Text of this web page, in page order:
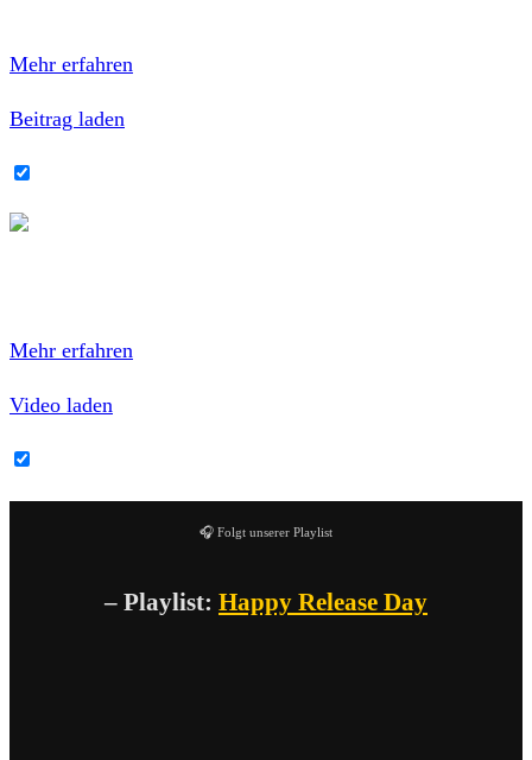
Mehr erfahren
Beitrag laden
Mehr erfahren
Video laden
🎧 Folgt unserer Playlist
– Playlist: Happy Release Day